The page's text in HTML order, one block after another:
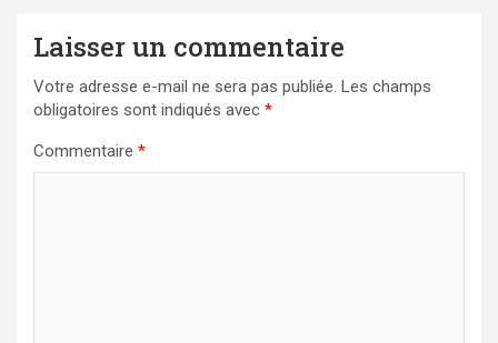
Laisser un commentaire
Votre adresse e-mail ne sera pas publiée. Les champs
obligatoires sont indiqués avec *
Commentaire *